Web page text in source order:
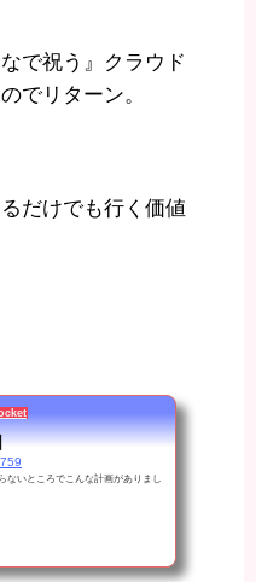
で祝う』クラウド
でリターン。
だけでも行く価値
いところでこんな計画がありまし